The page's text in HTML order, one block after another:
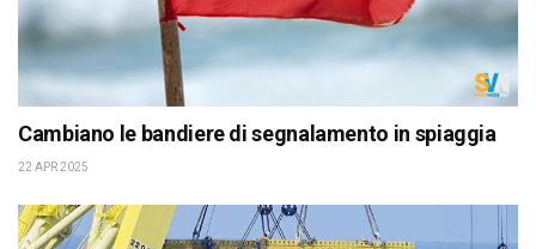
Cambiano le bandiere di segnalamento in spiaggia
22 APR 2025